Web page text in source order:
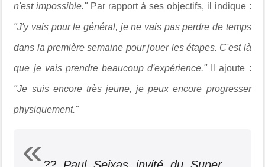
n'est impossible." Par rapport à ses objectifs, il indique :
"J'y vais pour le général, je ne vais pas perdre de temps
dans la première semaine pour jouer les étapes. C'est là
que je vais prendre beaucoup d'expérience." Il ajoute :
"Je suis encore très jeune, je peux encore progresser
physiquement."
?? Paul Seixas invité du Super